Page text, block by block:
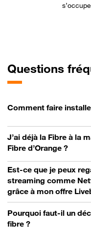
Questions
Comment faire
J’ai déjà la Fibre à la
Fibre d’Orange ?
Est-ce que je peux
streaming comme
grâce à mon offre
Pourquoi faut-il un
fibre ?